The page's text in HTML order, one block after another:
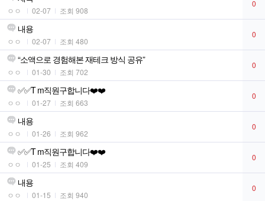
ㅇㅇ 02-07 조회 908
0
내용
ㅇㅇ 02-07 조회 480
0
“소액으로 경험해본 재테크 방식 공유”
ㅇㅇ 01-30 조회 702
0
✅✅T m직원구합니다❤️❤️
ㅇㅇ 01-27 조회 663
0
내용
ㅇㅇ 01-26 조회 962
0
✅✅T m직원구합니다❤️❤️
ㅇㅇ 01-25 조회 409
0
내용
ㅇㅇ 01-15 조회 940
0